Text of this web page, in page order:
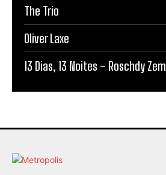
The Trio
Oliver Laxe
13 Dias, 13 Noites – Roschdy Zem